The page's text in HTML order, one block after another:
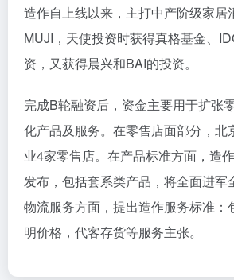
造作自上线以来，主打中产阶级家居
MUJI，天使投资时获得真格基金、
资，又获得晨兴和BAI的投资。
完成B轮融资后，资金主要用于扩张
化产品及服务。在零售店面部分，北
业4家零售店。在产品标准方面，造
发布，包括套系类产品，将全面进军
物流服务方面，提出造作服务标准：
明价格，代客存货等服务主张。